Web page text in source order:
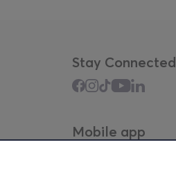
Stay Connected
Mobile app